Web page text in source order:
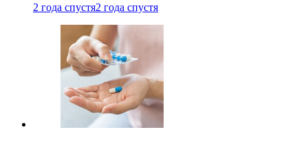
2 года спустя2 года спустя